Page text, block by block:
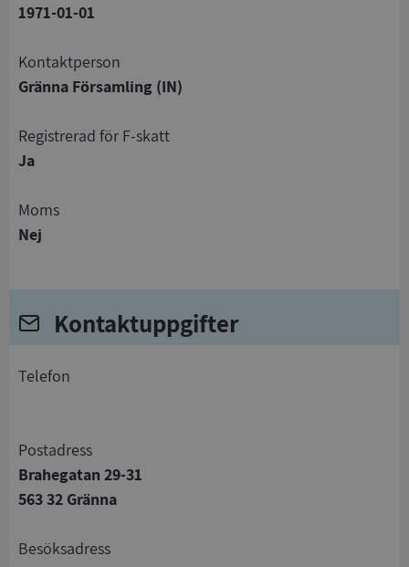
1971-01-01
Kontaktperson
Gränna Församling (IN)
registrerad för F-skatt
Ja
Moms
Nej
Kontaktuppgifter
telefon
Postadress
Brahegatan 29-31
563 32 Gränna
Besöksadress